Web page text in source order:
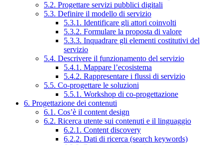
5.2. Progettare servizi pubblici digitali
5.3. Definire il modello di servizio
5.3.1. Identificare gli attori coinvolti
5.3.2. Formulare la proposta di valore
5.3.3. Inquadrare gli elementi costitutivi del
servizio
5.4. Descrivere il funzionamento del servizio
5.4.1. Mappare l’ecosistema
5.4.2. Rappresentare i flussi di servizio
5.5. Co-progettare le soluzioni
5.5.1. Workshop di co-progettazione
6. Progettazione dei contenuti
6.1. Cos’è il content design
6.2. Ricerca utente sui contenuti e il linguaggio
6.2.1. Content discovery
6.2.2. Dati di ricerca (search keywords)